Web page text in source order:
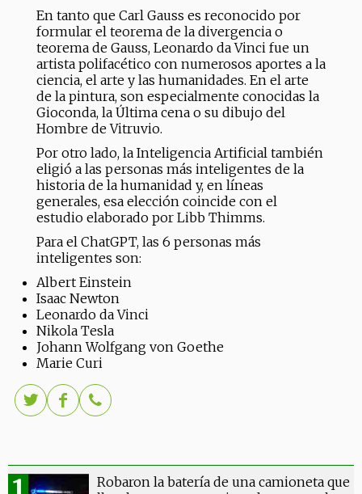
En tanto que Carl Gauss es reconocido por
formular el teorema de la divergencia o
teorema de Gauss, Leonardo da Vinci fue un
artista polifacético con numerosos aportes a la
ciencia, el arte y las humanidades. En el arte
de la pintura, son especialmente conocidas la
Gioconda, la Última cena o su dibujo del
Hombre de Vitruvio.
Por otro lado, la Inteligencia Artificial también
eligió a las personas más inteligentes de la
historia de la humanidad y, en líneas
generales, esa elección coincide con el
estudio elaborado por Libb Thimms.
Para el ChatGPT, las 6 personas más
inteligentes son:
Albert Einstein
Isaac Newton
Leonardo da Vinci
Nikola Tesla
Johann Wolfgang von Goethe
Marie Curi
Robaron la batería de una camioneta que